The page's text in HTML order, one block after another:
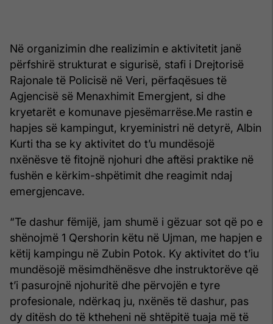
Në organizimin dhe realizimin e aktivitetit janë
përfshirë strukturat e sigurisë, stafi i Drejtorisë
Rajonale të Policisë në Veri, përfaqësues të
Agjencisë së Menaxhimit Emergjent, si dhe
kryetarët e komunave pjesëmarrëse.Me rastin e
hapjes së kampingut, kryeministri në detyrë, Albin
Kurti tha se ky aktivitet do t’u mundësojë
nxënësve të fitojnë njohuri dhe aftësi praktike në
fushën e kërkim-shpëtimit dhe reagimit ndaj
emergjencave.
“Te dashur fëmijë, jam shumë i gëzuar sot që po e
shënojmë 1 Qershorin këtu në Ujman, me hapjen e
këtij kampingu në Zubin Potok. Ky aktivitet do t’iu
mundësojë mësimdhënësve dhe instruktorëve që
t’i pasurojnë njohuritë dhe përvojën e tyre
profesionale, ndërkaq ju, nxënës të dashur, pas
dy ditësh do të ktheheni në shtëpitë tuaja më të